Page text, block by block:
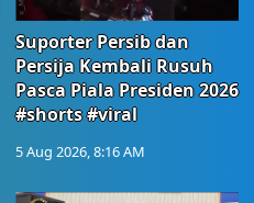
Suporter Persib dan
Persija Kembali Rusuh
Pasca Piala Presiden 2026
#shorts #viral
5 Aug 2026, 8:16 AM